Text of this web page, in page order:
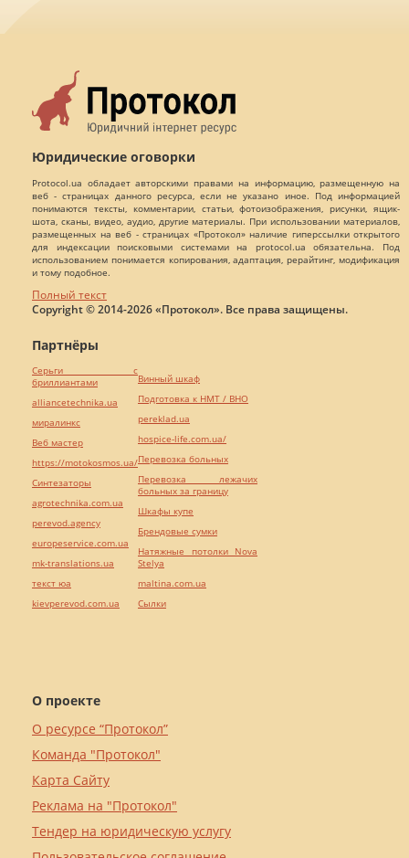
Юридические оговорки
Protocol.ua обладает авторскими правами на информацию, размещенную на
веб - страницах данного ресурса, если не указано иное. Под информацией
понимаются тексты, комментарии, статьи, фотоизображения, рисунки, ящик-
шота, сканы, видео, аудио, другие материалы. При использовании материалов,
размещенных на веб - страницах «Протокол» наличие гиперссылки открытого
для индексации поисковыми системами на protocol.ua обязательна. Под
использованием понимается копирования, адаптация, рерайтинг, модификация
и тому подобное.
Полный текст
Copyright © 2014-2026 «Протокол». Все права защищены.
О проекте
О ресурсе “Протокол”
Команда "Протокол"
Карта Сайту
Реклама на "Протокол"
Тендер на юридическую услугу
Партнёры
Серьги с
бриллиантами
alliancetechnika.ua
миралинкс
Веб мастер
https://motokosmos.ua/
Синтезаторы
agrotechnika.com.ua
perevod.agency
europeservice.com.ua
mk-translations.ua
текст юа
kievperevod.com.ua
Винный шкаф
Подготовка к НМТ / ВНО
pereklad.ua
hospice-life.com.ua/
Перевозка больных
Перевозка лежачих
больных за границу
Шкафы купе
Брендовые сумки
Натяжные потолки Nova
Stelya
maltina.com.ua
Cылки